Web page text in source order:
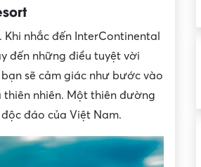
nhắc đến InterContinental
đến những điều tuyệt vời
sẽ cảm giác như bước vào
nhiên. Một thiên đường
đáo của Việt Nam.